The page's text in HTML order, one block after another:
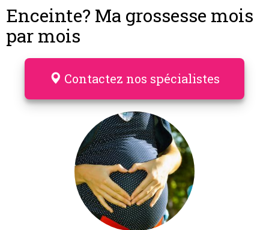
Enceinte? Ma grossesse mois
par mois
Contactez nos spécialistes